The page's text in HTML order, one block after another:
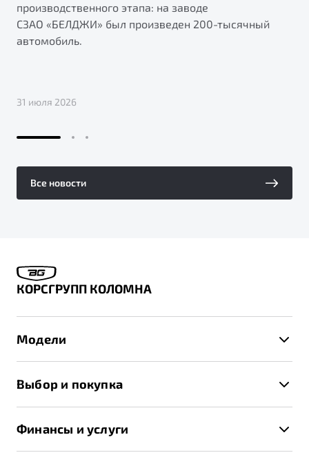
производственного этапа: на заводе
СЗАО «БЕЛДЖИ» был произведен 200-тысячный
автомобиль.
31 июля 2026
Все новости
КОРСГРУПП КОЛОМНА
Модели
X70
Выбор и покупка
Финансы и услуги